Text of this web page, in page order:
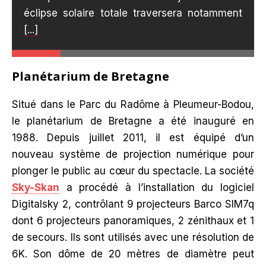
éclipse solaire totale traversera notamment
[...]
Planétarium de Bretagne
Situé dans le Parc du Radôme à Pleumeur-Bodou,
le planétarium de Bretagne a été inauguré en
1988. Depuis juillet 2011, il est équipé d’un
nouveau système de projection numérique pour
plonger le public au cœur du spectacle. La société
Sky-Skan a procédé à l’installation du logiciel
Digitalsky 2, contrôlant 9 projecteurs Barco SIM7q
dont 6 projecteurs panoramiques, 2 zénithaux et 1
de secours. Ils sont utilisés avec une résolution de
6K. Son dôme de 20 mètres de diamètre peut